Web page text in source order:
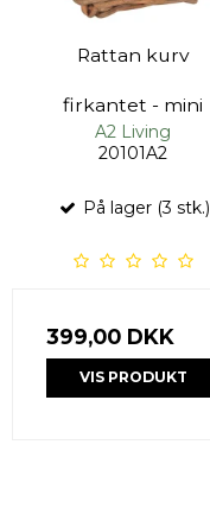
Rattan kurv
firkantet - mini
A2 Living
20101A2
På lager (3 stk.)
399,00 DKK
VIS PRODUKT